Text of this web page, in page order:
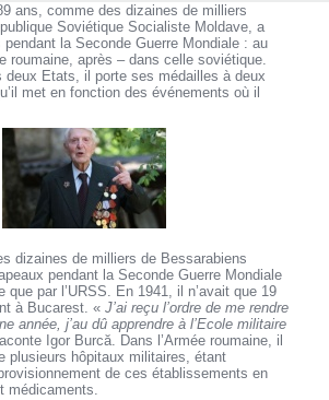
ans, comme des dizaines de milliers
Soviétique Socialiste Moldave, a
pendant la Seconde Guerre Mondiale : au
roumaine, après – dans celle soviétique.
deux Etats, il porte ses médailles à deux
met en fonction des événements où il
dizaines de milliers de Bessarabiens
pendant la Seconde Guerre Mondiale
que par l’URSS. En 1941, il n’avait que 19
à Bucarest. «J’ai reçu l’ordre de me rendre
année, j’au dû apprendre à l’Ecole militaire
Igor Burcă. Dans l’Armée roumaine, il
plusieurs hôpitaux militaires, étant
de ces établissements en
médicaments.